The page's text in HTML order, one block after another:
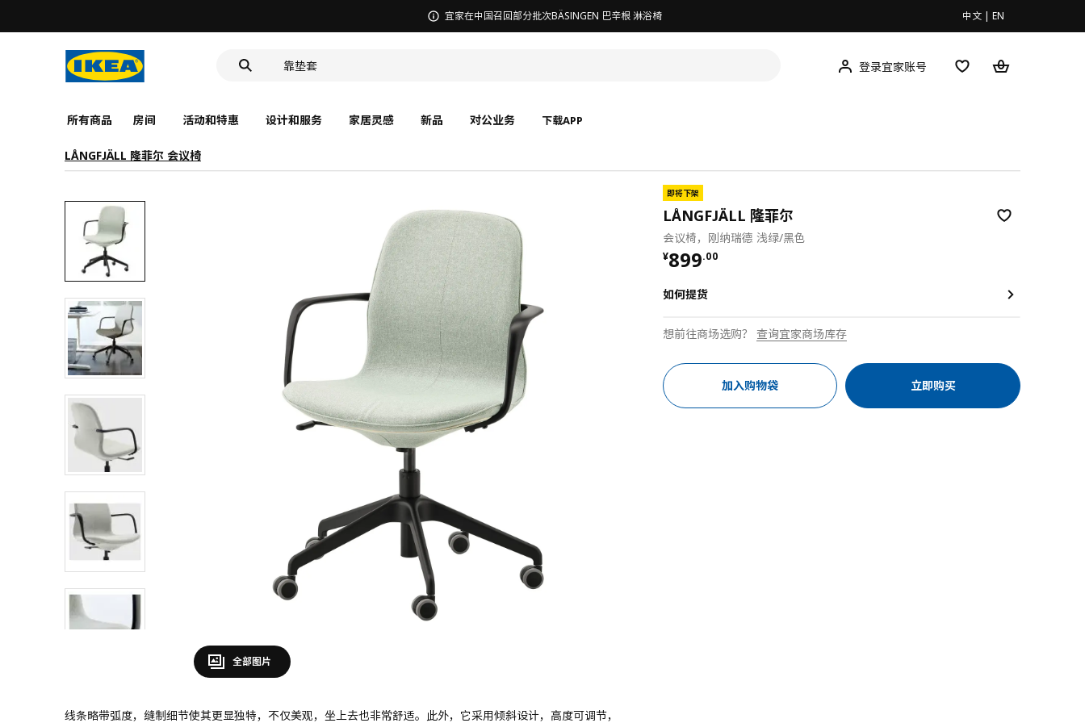
无锡商场发票事宜沟通 中文 | EN
靠垫套
食品盒
登录宜家账号
所有商品 房间 活动和特惠 设计和服务 家居灵感 新品 对公业务 下载APP
LÅNGFJÄLL 隆菲尔 会议椅
全部图片
线条略带弧度，缝制细节使其更显独特，不仅美观，坐上去也非常舒适。此外，它采用倾斜设计，高度可调节，
即将下架
LÅNGFJÄLL 隆菲尔
会议椅，刚纳瑞德 浅绿/黑色
¥899.00
¥ 899.00
如何提货
想前往商场选购？ 查询宜家商场库存
加入购物袋 立即购买